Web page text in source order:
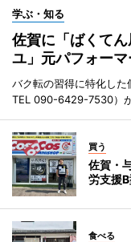
学ぶ・知る
佐賀に「ばくて
ユ」元パフォー
バク転の習得に特化した
TEL 090-6429-7530）
買う
佐賀・
労支援
食べる